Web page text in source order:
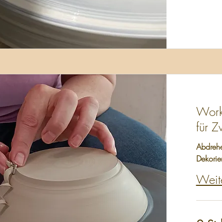
für